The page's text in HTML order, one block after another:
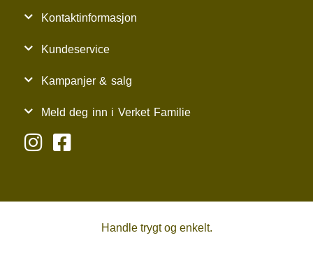
Kontaktinformasjon
Kundeservice
Kampanjer & salg
Meld deg inn i Verket Familie
Handle trygt og enkelt.